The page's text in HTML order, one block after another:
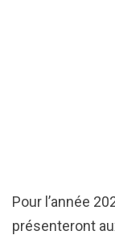
Pour l’année
présenteront